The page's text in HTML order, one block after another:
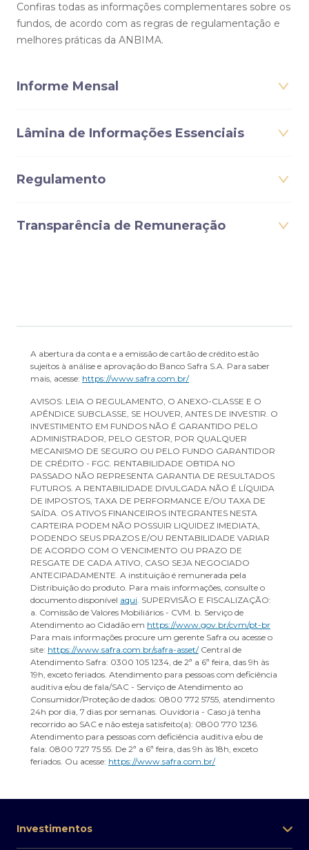
Confiras todas as informações complementares sobre os
fundos, de acordo com as regras de regulamentação e
melhores práticas da ANBIMA.
Informe Mensal
Lâmina de Informações Essenciais
Regulamento
Transparência de Remuneração
A abertura da conta e a emissão de cartão de crédito estão
sujeitos à análise e aprovação do Banco Safra S.A. Para saber
mais, acesse: https://www.safra.com.br/
AVISOS: LEIA O REGULAMENTO, O ANEXO-CLASSE E O
APÊNDICE SUBCLASSE, SE HOUVER, ANTES DE INVESTIR. O
INVESTIMENTO EM FUNDOS NÃO É GARANTIDO PELO
ADMINISTRADOR, PELO GESTOR, POR QUALQUER
MECANISMO DE SEGURO OU PELO FUNDO GARANTIDOR
DE CRÉDITO - FGC. RENTABILIDADE OBTIDA NO
PASSADO NÃO REPRESENTA GARANTIA DE RESULTADOS
FUTUROS. A RENTABILIDADE DIVULGADA NÃO É LÍQUIDA
DE IMPOSTOS, TAXA DE PERFORMANCE E/OU TAXA DE
SAÍDA. OS ATIVOS FINANCEIROS INTEGRANTES NESTA
CARTEIRA PODEM NÃO POSSUIR LIQUIDEZ IMEDIATA,
PODENDO SEUS PRAZOS E/OU RENTABILIDADE VARIAR
DE ACORDO COM O VENCIMENTO OU PRAZO DE
RESGATE DE CADA ATIVO, CASO SEJA NEGOCIADO
ANTECIPADAMENTE. A instituição é remunerada pela
Distribuição do produto. Para mais informações, consulte o
documento disponível aqui . SUPERVISÃO E FISCALIZAÇÃO:
a. Comissão de Valores Mobiliários - CVM. b. Serviço de
Atendimento ao Cidadão em https://www.gov.br/cvm/pt-br
Para mais informações procure um gerente Safra ou acesse o
site: https://www.safra.com.br/safra-asset/Central de
Atendimento Safra: 0300 105 1234, de 2ª a 6ª feira, das 9h às
19h, exceto feriados. Atendimento para pessoas com deficiência
auditiva e/ou de fala/SAC - Serviço de Atendimento ao
Consumidor/Proteção de dados: 0800 772 5755, atendimento
24h por dia, 7 dias por semanas. Ouvidoria - Caso já tenha
recorrido ao SAC e não esteja satisfeito(a): 0800 770 1236.
Atendimento para pessoas com deficiência auditiva e/ou de
fala: 0800 727 75 55. De 2ª a 6ª feira, das 9h às 18h, exceto
feriados. Ou acesse: https://www.safra.com.br/
Investimentos